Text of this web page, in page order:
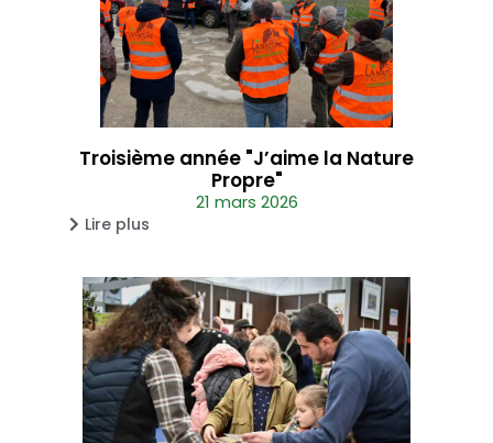
Troisième année "J’aime la Nature
Propre"
21 mars 2026
Lire plus